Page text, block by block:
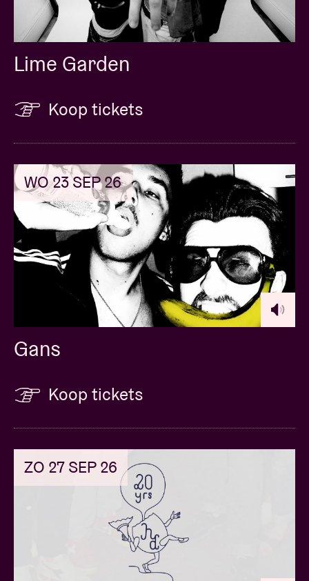
Lime Garden
Koop tickets
WO 23 SEP 26
Gans
Koop tickets
ZO 27 SEP 26